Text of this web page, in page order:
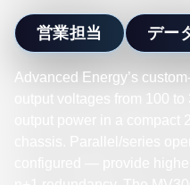
営業担当 デー
Advanced Energy’s
output voltages from 100